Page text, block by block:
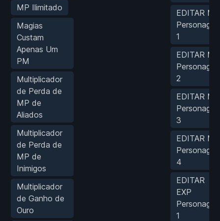
MP Ilimitado
Magias
Custam
Apenas Um
PM
Multiplicador
de Perda de
MP de
Aliados
Multiplicador
de Perda de
MP de
Inimigos
Multiplicador
de Ganho de
Ouro
EDITAR MP
1
EDITAR MP
2
EDITAR MP
3
EDITAR MP
4
EDITAR
EXP
1